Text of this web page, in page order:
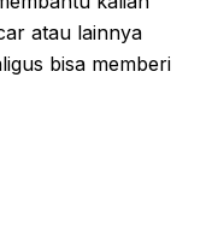
atau lainnya
bisa memberi